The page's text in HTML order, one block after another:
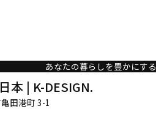
あなたの暮らしを豊かにする
本 | K-DESIGN.
田港町 3-1